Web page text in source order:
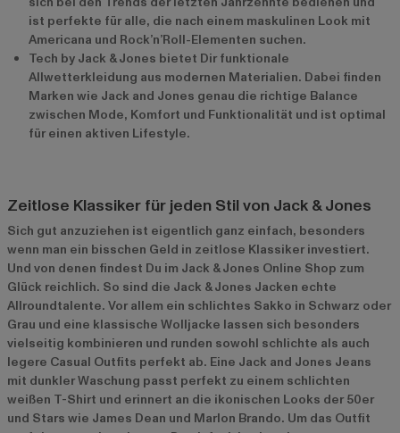
ist perfekte für alle, die nach einem maskulinen Look mit
Americana und Rock’n’Roll-Elementen suchen.
Tech by Jack & Jones bietet Dir funktionale
Allwetterkleidung aus modernen Materialien. Dabei finden
Marken wie Jack and Jones genau die richtige Balance
zwischen Mode, Komfort und Funktionalität und ist optimal
für einen aktiven Lifestyle.
Zeitlose Klassiker für jeden Stil von Jack & Jones
Sich gut anzuziehen ist eigentlich ganz einfach, besonders
wenn man ein bisschen Geld in zeitlose Klassiker investiert.
Und von denen findest Du im Jack & Jones Online Shop zum
Glück reichlich. So sind die Jack & Jones Jacken echte
Allroundtalente. Vor allem ein schlichtes Sakko in Schwarz oder
Grau und eine klassische Wolljacke lassen sich besonders
vielseitig kombinieren und runden sowohl schlichte als auch
legere Casual Outfits perfekt ab. Eine Jack and Jones Jeans
mit dunkler Waschung passt perfekt zu einem schlichten
weißen T-Shirt und erinnert an die ikonischen Looks der 50er
und Stars wie James Dean und Marlon Brando. Um das Outfit